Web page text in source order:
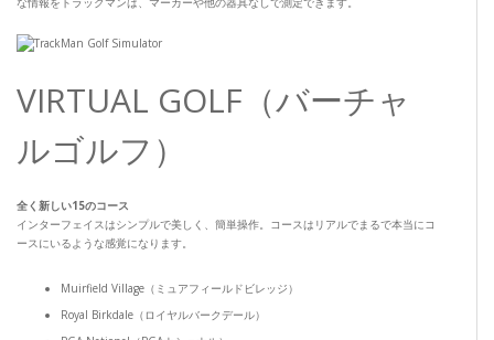
VIRTUAL GOLF（バーチャ
ルゴルフ）
全く新しい15のコース
インターフェイスはシンプルで美しく、簡単操作。コースはリアルでまるで本当にコ
ースにいるような感覚になります。
Muirfield Village（ミュアフィールドビレッジ）
Royal Birkdale（ロイヤルバークデール）